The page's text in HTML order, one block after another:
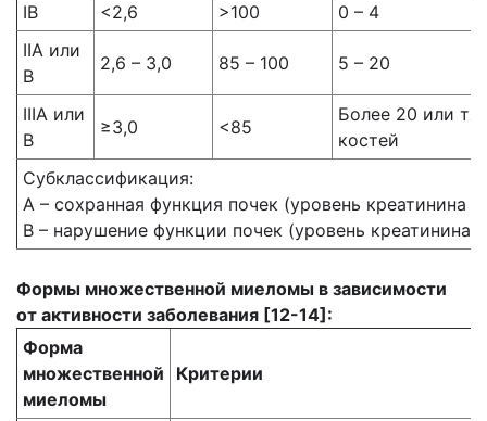
IВ
<2,6 >100
0 – 4
IIA или
В
2,6 – 3,0 85 – 100 5 – 20
IIIA или
В
≥3,0 <85
Более 20 или
костей
Субклассификация:
А – сохранная функция почек (уровень креатинина
В – нарушение функции почек (уровень креатинина
Формы множественной миеломы в зависимости
от активности заболевания [12-14]:
Форма
множественной
миеломы
Критерии